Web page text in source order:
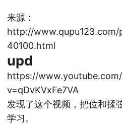
来源：
http://
40100.html
upd
https://
v=qDvKVxFe7VA
发现了这个视频，把位和揉
学习。